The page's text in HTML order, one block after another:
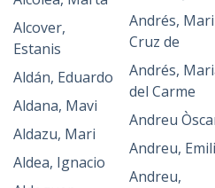
Alcover,
Estanis
Aldán, Eduardo
Aldana, Mavi
Aldazu, Mari
Aldea, Ignacio
Andrés, Mari
Cruz de
Andrés,
del Carme
Andreu
Andreu,
Andreu,